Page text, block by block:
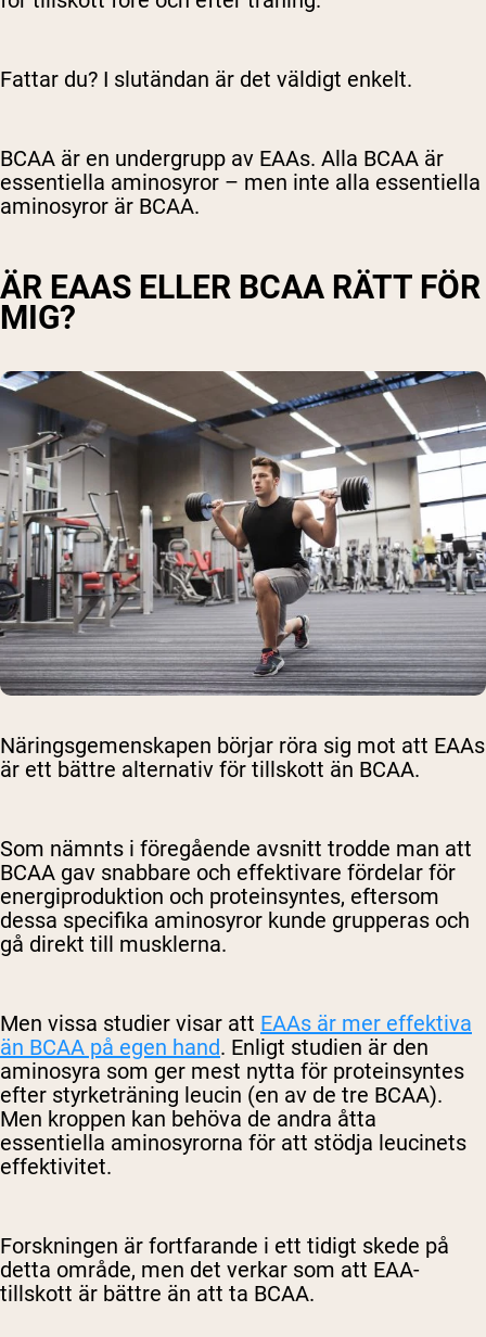
Fattar du? I slutändan är det väldigt enkelt.
BCAA är en undergrupp av EAAs. Alla BCAA är
essentiella aminosyror – men inte alla essentiella
aminosyror är BCAA.
ÄR EAAS ELLER BCAA RÄTT FÖR
MIG?
Näringsgemenskapen börjar röra sig mot att EAAs
är ett bättre alternativ för tillskott än BCAA.
Som nämnts i föregående avsnitt trodde man att
BCAA gav snabbare och effektivare fördelar för
energiproduktion och proteinsyntes, eftersom
dessa specifika aminosyror kunde grupperas och
gå direkt till musklerna.
Men vissa studier visar att EAAs är mer effektiva
än BCAA på egen hand. Enligt studien är den
aminosyra som ger mest nytta för proteinsyntes
efter styrketräning leucin (en av de tre BCAA).
Men kroppen kan behöva de andra åtta
essentiella aminosyrorna för att stödja leucinets
effektivitet.
Forskningen är fortfarande i ett tidigt skede på
detta område, men det verkar som att EAA-
tillskott är bättre än att ta BCAA.